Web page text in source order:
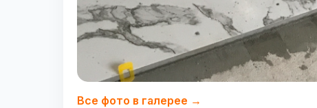
Все фото в галерее →